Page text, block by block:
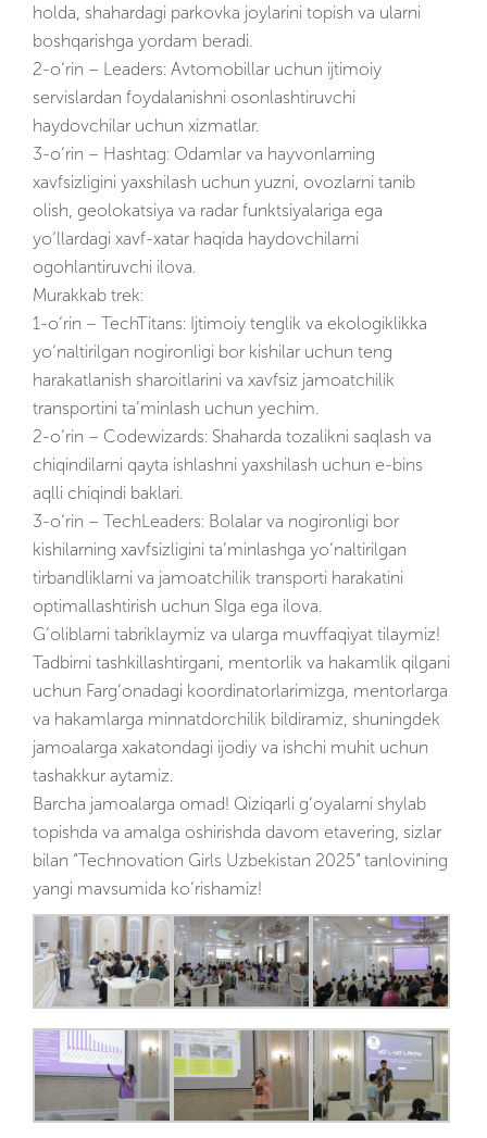
holda, shahardagi parkovka joylarini topish va ularni
boshqarishga yordam beradi.
2-o‘rin – Leaders: Avtomobillar uchun ijtimoiy
servislardan foydalanishni osonlashtiruvchi
haydovchilar uchun xizmatlar.
3-o‘rin – Hashtag: Odamlar va hayvonlarning
xavfsizligini yaxshilash uchun yuzni, ovozlarni tanib
olish, geolokatsiya va radar funktsiyalariga ega
yo‘llardagi xavf-xatar haqida haydovchilarni
ogohlantiruvchi ilova.
Murakkab trek:
1-o‘rin – TechTitans: Ijtimoiy tenglik va ekologiklikka
yo‘naltirilgan nogironligi bor kishilar uchun teng
harakatlanish sharoitlarini va xavfsiz jamoatchilik
transportini ta’minlash uchun yechim.
2-o‘rin – Codewizards: Shaharda tozalikni saqlash va
chiqindilarni qayta ishlashni yaxshilash uchun e-bins
aqlli chiqindi baklari.
3-o‘rin – TechLeaders: Bolalar va nogironligi bor
kishilarning xavfsizligini ta’minlashga yo‘naltirilgan
tirbandliklarni va jamoatchilik transporti harakatini
optimallashtirish uchun SIga ega ilova.
G‘oliblarni tabriklaymiz va ularga muvffaqiyat tilaymiz!
Tadbirni tashkillashtirgani, mentorlik va hakamlik qilgani
uchun Farg‘onadagi koordinatorlarimizga, mentorlarga
va hakamlarga minnatdorchilik bildiramiz, shuningdek
jamoalarga xakatondagi ijodiy va ishchi muhit uchun
tashakkur aytamiz.
Barcha jamoalarga omad! Qiziqarli g‘oyalarni shylab
topishda va amalga oshirishda davom etavering, sizlar
bilan “Technovation Girls Uzbekistan 2025” tanlovining
yangi mavsumida ko‘rishamiz!